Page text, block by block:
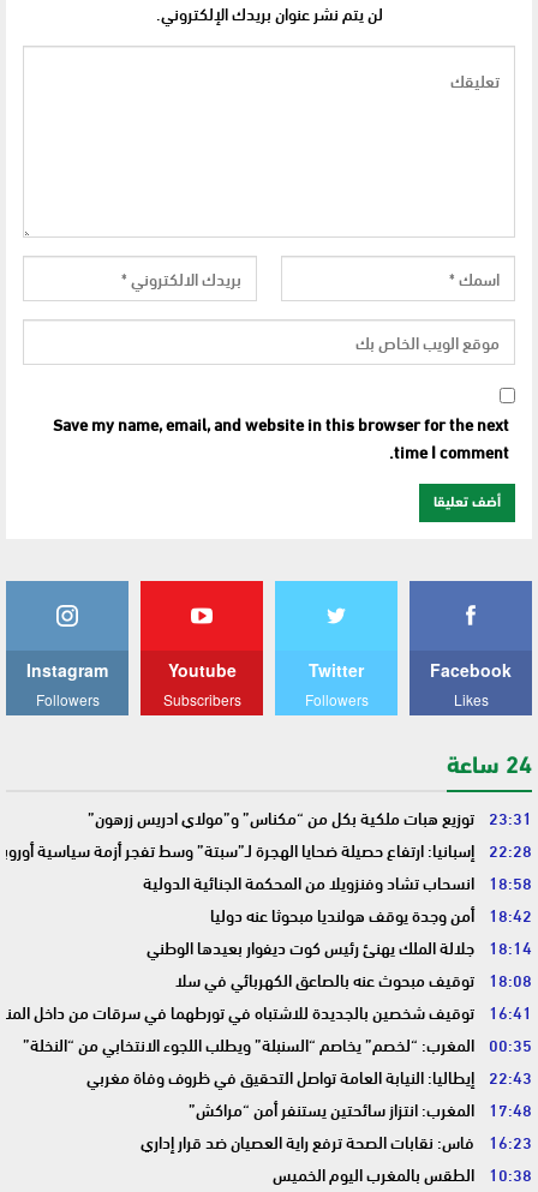
لن يتم نشر عنوان بريدك الإلكتروني.
Save my name, email, and website in this browser for the next
time I comment.
Facebook
Likes
Twitter
Followers
Youtube
Subscribers
Instagram
Followers
24 ساعة
23:31 توزيع هبات ملكية بكل من “مكناس” و”مولاي ادريس زرهون”
22:28 إسبانيا: ارتفاع حصيلة ضحايا الهجرة لـ”سبتة” وسط تفجر أزمة سياسية
18:58 انسحاب تشاد وفنزويلا من المحكمة الجنائية الدولية
18:42 أمن وجدة يوقف هولنديا مبحوثا عنه دوليا
18:14 جلالة الملك يهنئ رئيس كوت ديفوار بعيدها الوطني
18:08 توقيف مبحوث عنه بالصاعق الكهربائي في سلا
16:41 توقيف شخصين بالجديدة للاشتباه في تورطهما في سرقات من داخل
00:35 المغرب: “لخصم” يخاصم “السنبلة” ويطلب اللجوء الانتخابي من “النخلة”
22:43 إيطاليا: النيابة العامة تواصل التحقيق في ظروف وفاة مغربي
17:48 المغرب: انتزاز سائحتين يستنفر أمن “مراكش”
16:23 فاس: نقابات الصحة ترفع راية العصيان ضد قرار إداري
10:38 الطقس بالمغرب اليوم الخميس